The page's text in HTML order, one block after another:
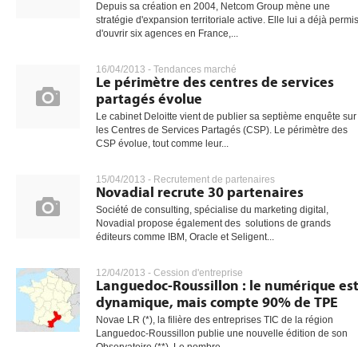
Depuis sa création en 2004, Netcom Group mène une
stratégie d'expansion territoriale active. Elle lui a déjà permis
d'ouvrir six agences en France,...
16/04/2013 - Tendances marché
Le périmètre des centres de services
partagés évolue
Le cabinet Deloitte vient de publier sa septième enquête sur
les Centres de Services Partagés (CSP). Le périmètre des
CSP évolue, tout comme leur...
15/04/2013 - Recrutement de partenaires
Novadial recrute 30 partenaires
Société de consulting, spécialise du marketing digital,
Novadial propose également des solutions de grands
éditeurs comme IBM, Oracle et Seligent...
12/04/2013 - Cession d'entreprise
Languedoc-Roussillon : le numérique est
dynamique, mais compte 90% de TPE
Novae LR (*), la filière des entreprises TIC de la région
Languedoc-Roussillon publie une nouvelle édition de son